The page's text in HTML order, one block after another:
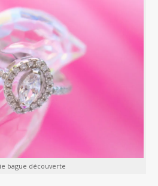
bague découverte